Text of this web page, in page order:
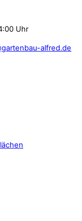
Uhr
alfred.de